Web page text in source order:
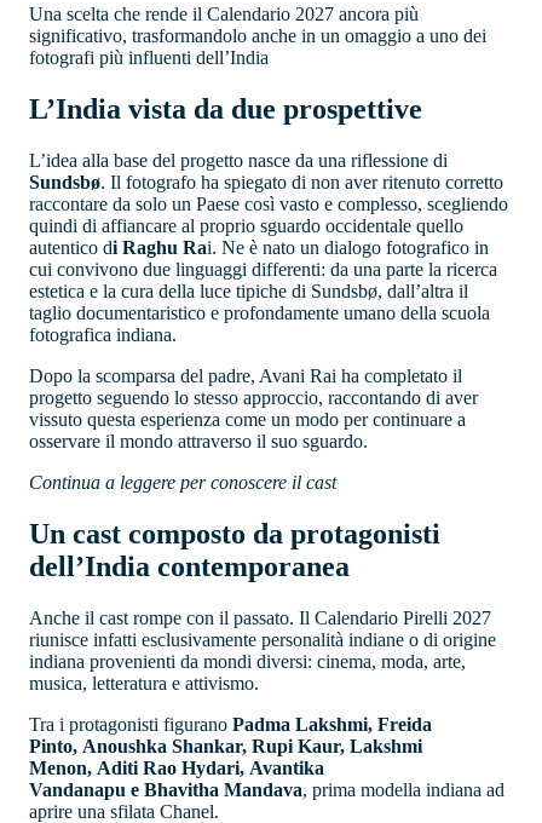
Una scelta che rende il Calendario 2027 ancora più
significativo, trasformandolo anche in un omaggio a uno dei
fotografi più influenti dell’India
L’India vista da due prospettive
L’idea alla base del progetto nasce da una riflessione di
Sundsbø. Il fotografo ha spiegato di non aver ritenuto corretto
raccontare da solo un Paese così vasto e complesso, scegliendo
quindi di affiancare al proprio sguardo occidentale quello
autentico di Raghu Rai. Ne è nato un dialogo fotografico in
cui convivono due linguaggi differenti: da una parte la ricerca
estetica e la cura della luce tipiche di Sundsbø, dall’altra il
taglio documentaristico e profondamente umano della scuola
fotografica indiana.
Dopo la scomparsa del padre, Avani Rai ha completato il
progetto seguendo lo stesso approccio, raccontando di aver
vissuto questa esperienza come un modo per continuare a
osservare il mondo attraverso il suo sguardo.
Continua a leggere per conoscere il cast
Un cast composto da protagonisti
dell’India contemporanea
Anche il cast rompe con il passato. Il Calendario Pirelli 2027
riunisce infatti esclusivamente personalità indiane o di origine
indiana provenienti da mondi diversi: cinema, moda, arte,
musica, letteratura e attivismo.
Tra i protagonisti figurano Padma Lakshmi, Freida
Pinto, Anoushka Shankar, Rupi Kaur, Lakshmi
Menon, Aditi Rao Hydari, Avantika
Vandanapu e Bhavitha Mandava, prima modella indiana ad
aprire una sfilata Chanel.